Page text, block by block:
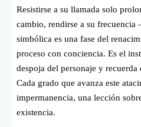
Resistirse a su llamada solo
cambio, rendirse a su
simbólica es una fase del
proceso con conciencia. Es el
despoja del personaje y
Cada grado que avanza este
impermanencia, una lección
existencia.